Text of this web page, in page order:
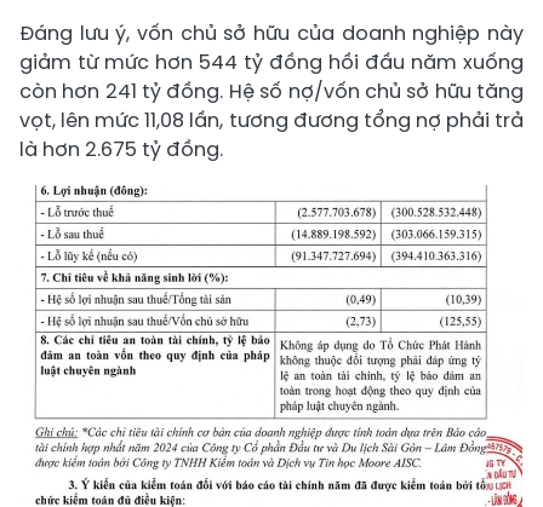
Đáng lưu ý, vốn chủ sở hữu của doanh nghiệp này
giảm từ mức hơn 544 tỷ đồng hồi đầu năm xuống
còn hơn 241 tỷ đồng. Hệ số nợ/vốn chủ sở hữu tăng
vọt, lên mức 11,08 lần, tương đương tổng nợ phải trả
là hơn 2.675 tỷ đồng.